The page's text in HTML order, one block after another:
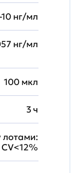
10 нг/мл
нг/мл
100 мкл
3 ч
лотами:
CV<12%